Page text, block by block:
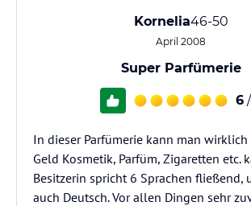
Kornelia46-50
April 2008
Super Parfümerie
6
In dieser Parfümerie kann man
Geld Kosmetik, Parfüm, Zigaretten etc.
Besitzerin spricht 6 Sprachen fließend,
auch Deutsch. Vor allen Dingen sehr